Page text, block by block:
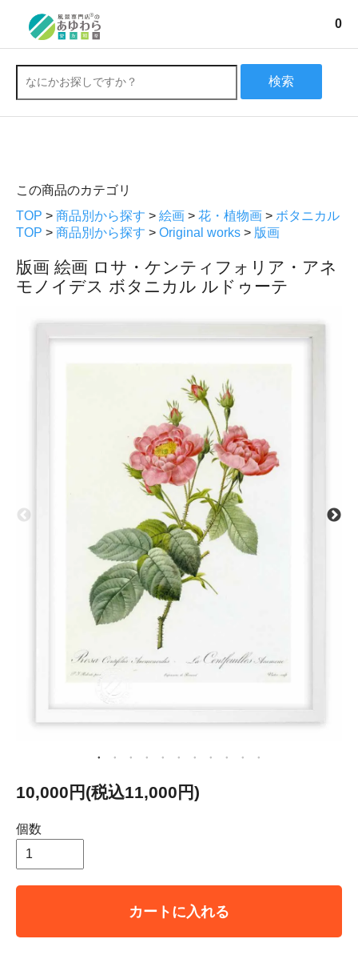
0
検索
この商品のカテゴリ
TOP > 商品別から探す > 絵画 > 花・植物画 > ボタニカル
TOP > 商品別から探す > Original works > 版画
版画 絵画 ロサ・ケンティフォリア・アネ
モノイデス ボタニカル ルドゥーテ
10,000円(税込11,000円)
個数
カートに入れる